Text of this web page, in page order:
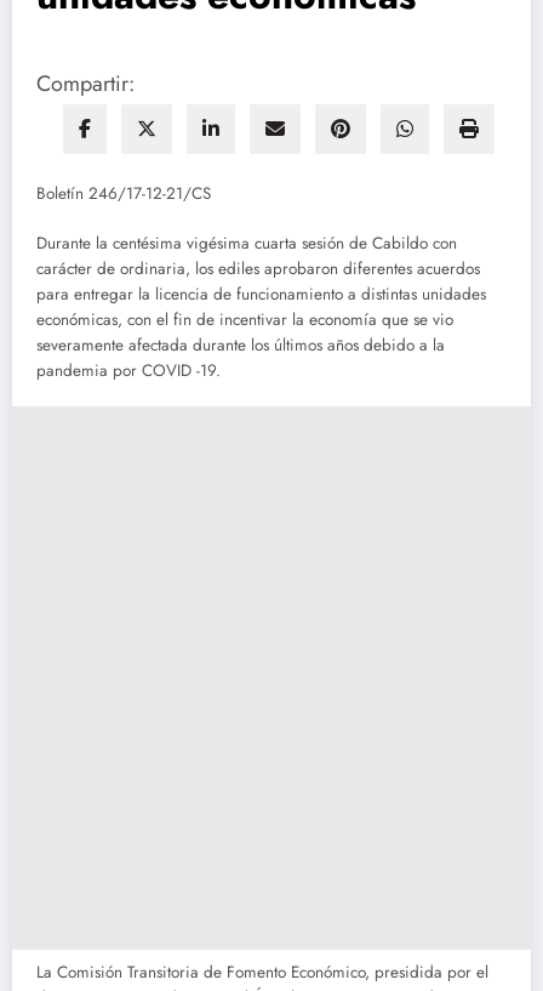
Compartir:
Boletín 246/17-12-21/CS
Durante la centésima vigésima cuarta sesión de Cabildo con
carácter de ordinaria, los ediles aprobaron diferentes acuerdos
para entregar la licencia de funcionamiento a distintas unidades
económicas, con el fin de incentivar la economía que se vio
severamente afectada durante los últimos años debido a la
pandemia por COVID -19.
La Comisión Transitoria de Fomento Económico, presidida por el